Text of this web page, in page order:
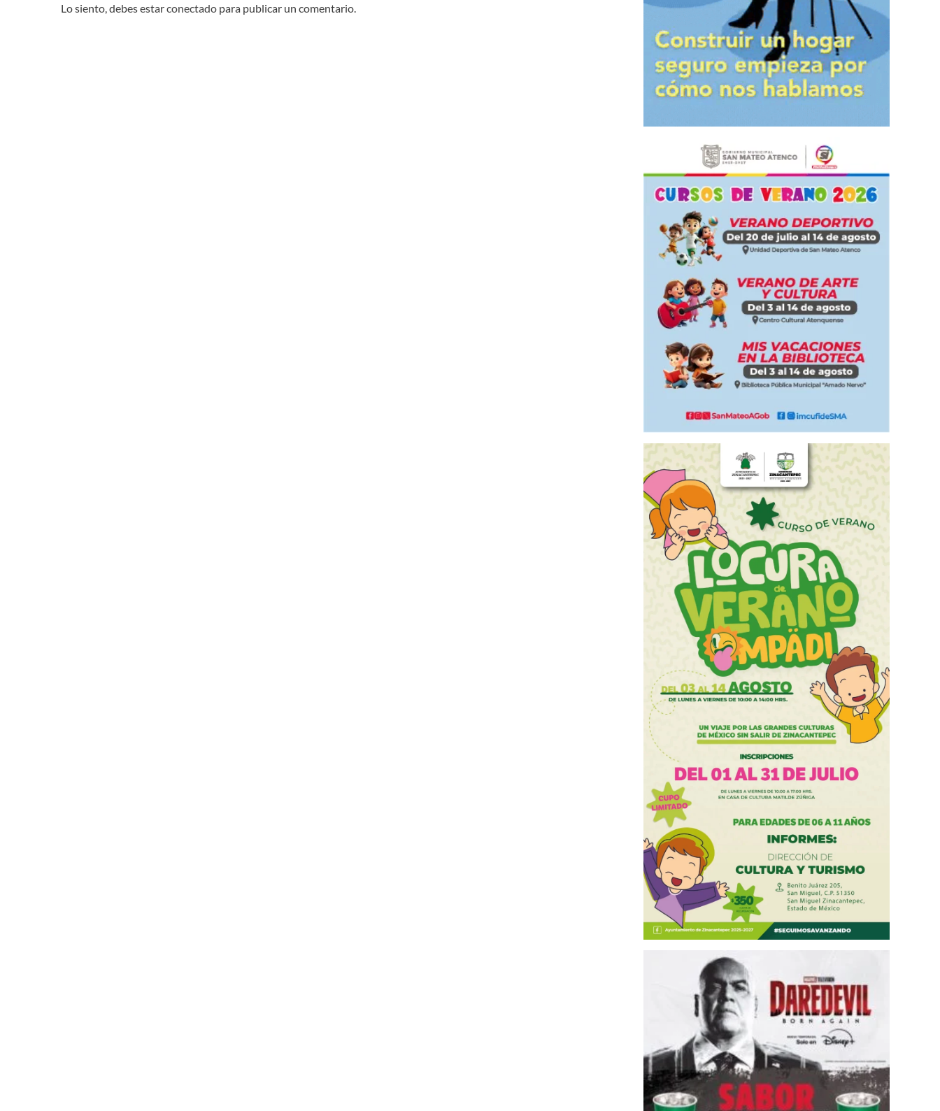
Lo siento, debes estarconectado para publicar un comentario.